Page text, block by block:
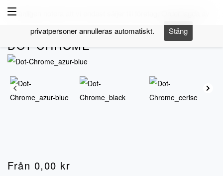
Navigering
NX-40014-
DOT CHROME
Från 0,00 kr
Vänligen notera att vi endast säljer till företag. Order lagda av
privatpersoner annulleras automatiskt.
Stäng